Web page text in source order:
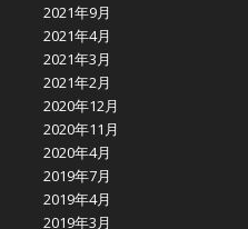
2021年9月
2021年4月
2021年3月
2021年2月
2020年12月
2020年11月
2020年4月
2019年7月
2019年4月
2019年3月